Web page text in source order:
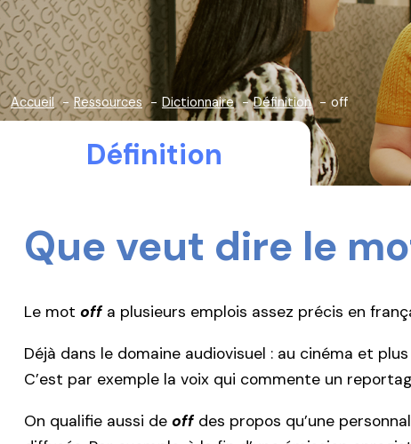
Accueil Ressources Dictionnaire Définition off
Définition
Que veut dire le
Le mot off a plusieurs emplois assez précis en
Déjà dans le domaine audiovisuel : au cinéma et
C’est par exemple la voix qui commente un
On qualifie aussi de off des propos qu’une